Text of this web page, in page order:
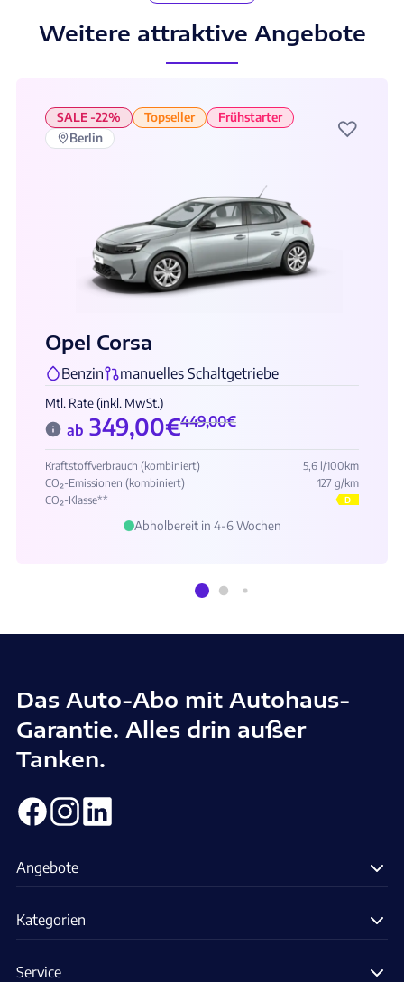
Weitere attraktive Angebote
SALE -22% Topseller
Frühstarter
Berlin
♡
Opel Corsa
Benzin manuelles Schaltgetriebe
Mtl. Rate (inkl. MwSt.)
ab 449,00€
349,00€
Kraftstoffverbrauch (kombiniert)
5,6 l/100km
CO₂-Emissionen (kombiniert)
127 g/km
CO₂-Klasse**
D
Abholbereit in 4-6 Wochen
Das Auto-Abo mit Autohaus-
Garantie. Alles drin außer
Tanken.
Angebote
Kategorien
Service